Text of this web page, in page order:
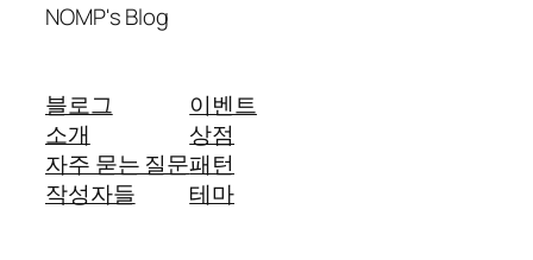
NOMP's Blog
블로그
소개
자주 묻는 질문
작성자들
이벤트
상점
패턴
테마